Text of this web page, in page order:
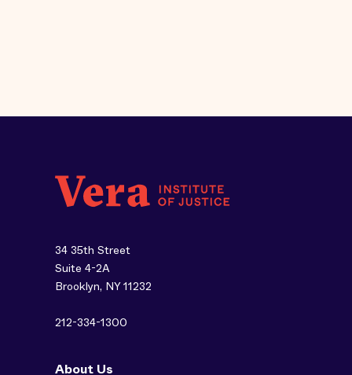
34 35th Street
Suite 4-2A
Brooklyn, NY 11232
212-334-1300
About Us